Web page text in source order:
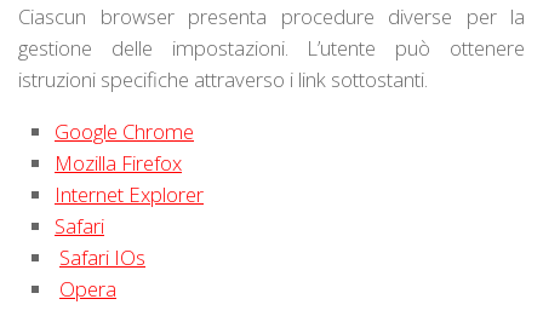
Ciascun browser presenta procedure diverse per la
gestione delle impostazioni. L’utente può ottenere
istruzioni specifiche attraverso i link sottostanti.
Google Chrome
Mozilla Firefox
Internet Explorer
Safari
Safari IOs
Opera